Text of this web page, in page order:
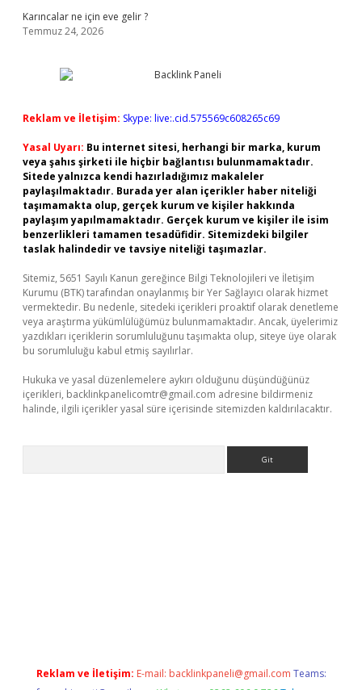
Karıncalar ne için eve gelir ?
Temmuz 24, 2026
Reklam ve İletişim: Skype: live:.cid.575569c608265c69
Yasal Uyarı: Bu internet sitesi, herhangi bir marka, kurum
veya şahıs şirketi ile hiçbir bağlantısı bulunmamaktadır.
Sitede yalnızca kendi hazırladığımız makaleler
paylaşılmaktadır. Burada yer alan içerikler haber niteliği
taşımamakta olup, gerçek kurum ve kişiler hakkında
paylaşım yapılmamaktadır. Gerçek kurum ve kişiler ile isim
benzerlikleri tamamen tesadüfidir. Sitemizdeki bilgiler
taslak halindedir ve tavsiye niteliği taşımazlar.
Sitemiz, 5651 Sayılı Kanun gereğince Bilgi Teknolojileri ve İletişim
Kurumu (BTK) tarafından onaylanmış bir Yer Sağlayıcı olarak hizmet
vermektedir. Bu nedenle, sitedeki içerikleri proaktif olarak denetleme
veya araştırma yükümlülüğümüz bulunmamaktadır. Ancak, üyelerimiz
yazdıkları içeriklerin sorumluluğunu taşımakta olup, siteye üye olarak
bu sorumluluğu kabul etmiş sayılırlar.
Hukuka ve yasal düzenlemelere aykırı olduğunu düşündüğünüz
içerikleri, backlinkpanelicomtr@gmail.com adresine bildirmeniz
halinde, ilgili içerikler yasal süre içerisinde sitemizden kaldırılacaktır.
Reklam ve İletişim: E-mail: backlinkpaneli@gmail.com Teams: